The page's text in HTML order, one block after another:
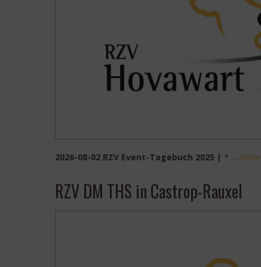
2026-08-02 RZV Event-Tagebuch 2025 | * … Mehr
RZV DM THS in Castrop-Rauxel